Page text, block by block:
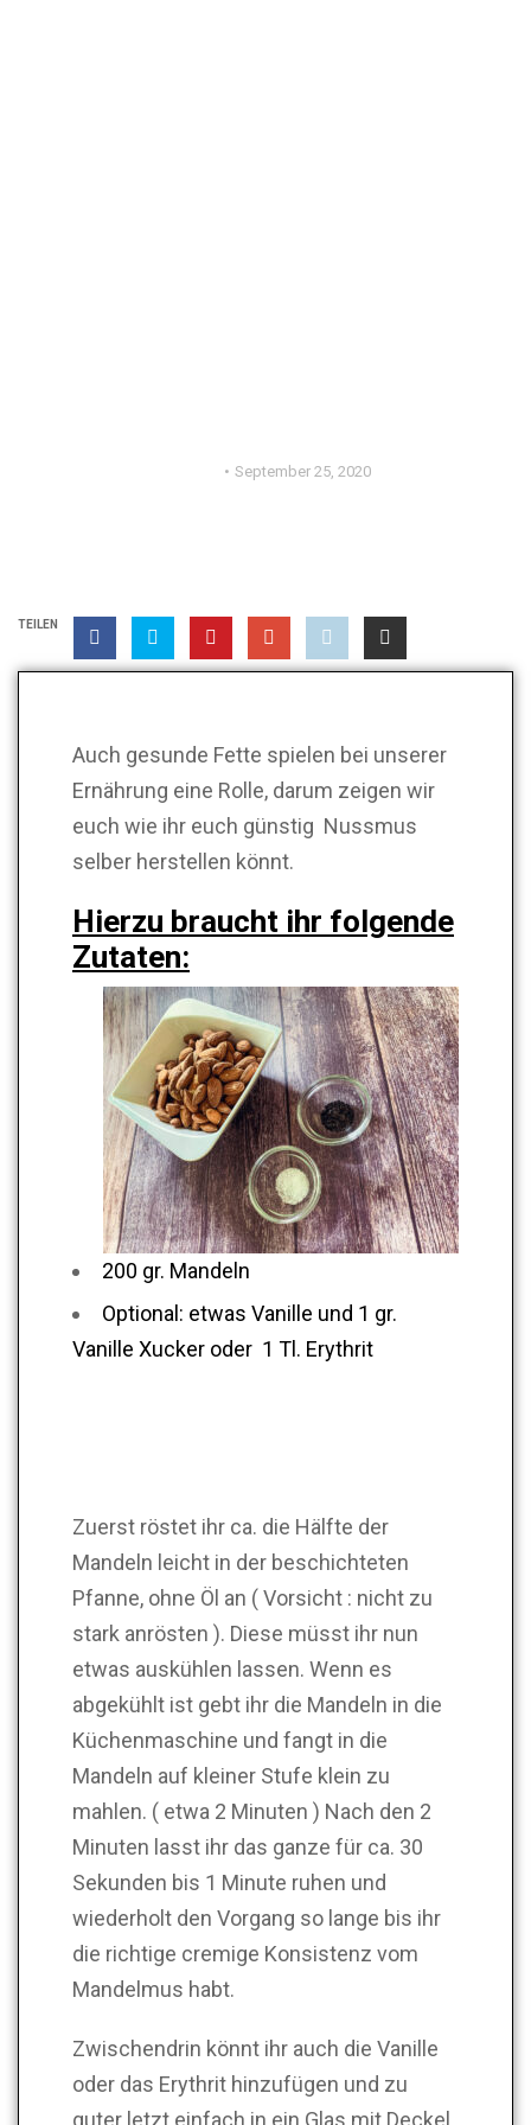
September 25, 2020
TEILEN
Auch gesunde Fette spielen bei unserer
Ernährung eine Rolle, darum zeigen wir
euch wie ihr euch günstig Nussmus
selber herstellen könnt.
Hierzu braucht ihr folgende
Zutaten:
200 gr. Mandeln
Optional: etwas Vanille und 1 gr.
Vanille Xucker oder 1 Tl. Erythrit
Zuerst röstet ihr ca. die Hälfte der
Mandeln leicht in der beschichteten
Pfanne, ohne Öl an ( Vorsicht : nicht zu
stark anrösten ). Diese müsst ihr nun
etwas auskühlen lassen. Wenn es
abgekühlt ist gebt ihr die Mandeln in die
Küchenmaschine und fangt in die
Mandeln auf kleiner Stufe klein zu
mahlen. ( etwa 2 Minuten ) Nach den 2
Minuten lasst ihr das ganze für ca. 30
Sekunden bis 1 Minute ruhen und
wiederholt den Vorgang so lange bis ihr
die richtige cremige Konsistenz vom
Mandelmus habt.
Zwischendrin könnt ihr auch die Vanille
oder das Erythrit hinzufügen und zu
guter letzt einfach in ein Glas mit Deckel